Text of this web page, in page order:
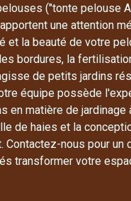
("tonte pelouse
une attention
et la beauté de votre
bordures, la
de petits jardins
équipe possède
en matière de jardinage
de haies et la
Contactez-nous pour
transformer votre